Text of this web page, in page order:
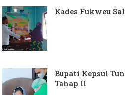
Kades Fukweu
Bupati Kepsul
Tahap II